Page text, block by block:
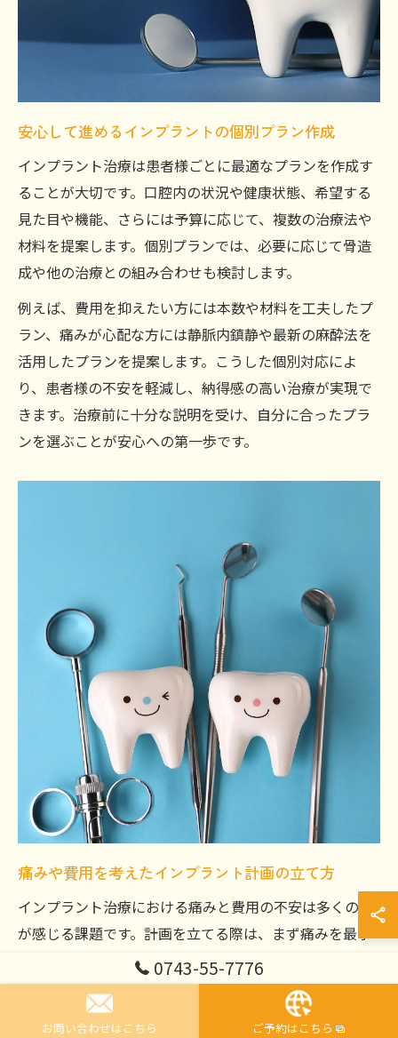
安心して進めるインプラントの個別プラン作成
インプラント治療は患者様ごとに最適なプランを作成す
ることが大切です。口腔内の状況や健康状態、希望する
見た目や機能、さらには予算に応じて、複数の治療法や
材料を提案します。個別プランでは、必要に応じて骨造
成や他の治療との組み合わせも検討します。
例えば、費用を抑えたい方には本数や材料を工夫したプ
ラン、痛みが心配な方には静脈内鎮静や最新の麻酔法を
活用したプランを提案します。こうした個別対応によ
り、患者様の不安を軽減し、納得感の高い治療が実現で
きます。治療前に十分な説明を受け、自分に合ったプラ
ンを選ぶことが安心への第一歩です。
痛みや費用を考えたインプラント計画の立て方
インプラント治療における痛みと費用の不安は多くの方
が感じる課題です。計画を立てる際は、まず痛みを最小
限に抑えるための麻酔方法や術後ケアの充実度を確認し
ましょう。また、費用面では治療内容ごとの明瞭な見積
もりと、分割払いや医療費控除など負担を軽減できる方
0743-55-7776
お問い合わせはこちら ご予約はこちら